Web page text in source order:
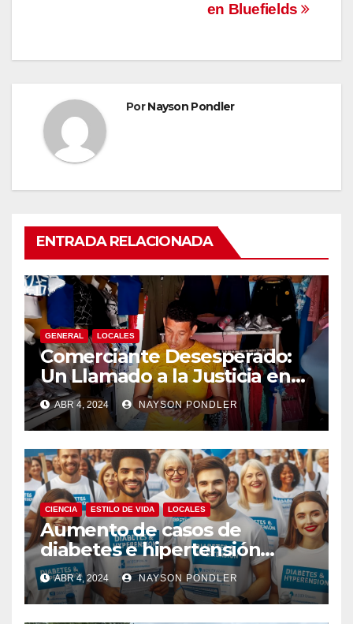
en Bluefields
PorNayson Pondler
ENTRADA RELACIONADA
GENERAL LOCALES
Comerciante Desesperado:
Un Llamado a la Justicia en
Medio de la Ola de Robos en
Bluefields￼
ABR 4, 2024 NAYSON PONDLER
CIENCIA ESTILO DE VIDA LOCALES
Aumento de casos de
diabetes e hipertensión
arterial en Nicaragua￼
ABR 4, 2024 NAYSON PONDLER